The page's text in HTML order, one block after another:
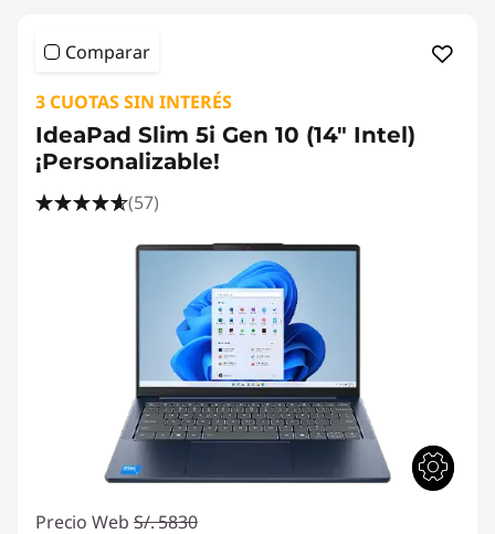
Comparar
3 CUOTAS SIN INTERÉS
IdeaPad Slim 5i Gen 10 (14" Intel)
¡Personalizable!
(57)
Precio Web S/. 5830